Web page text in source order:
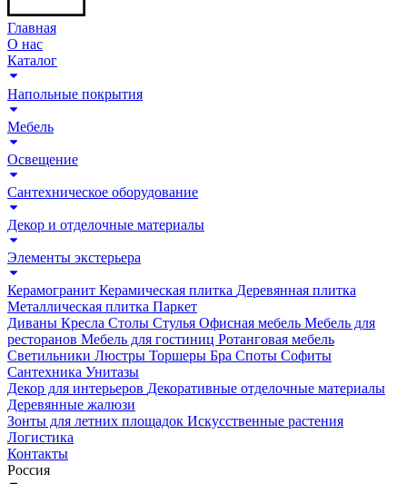
Главная
О нас
Каталог
Напольные покрытия
Мебель
Освещение
Сантехническое оборудование
Декор и отделочные материалы
Элементы экстерьера
Керамогранит Керамическая плитка Деревянная плитка
Металлическая плитка Паркет
Диваны Кресла Столы Стулья Офисная мебель Мебель для
ресторанов Мебель для гостиниц Ротанговая мебель
Светильники Люстры Торшеры Бра Споты Софиты
Сантехника Унитазы
Декор для интерьеров Декоративные отделочные материалы
Деревянные жалюзи
Зонты для летних площадок Искусственные растения
Логистика
Контакты
Россия